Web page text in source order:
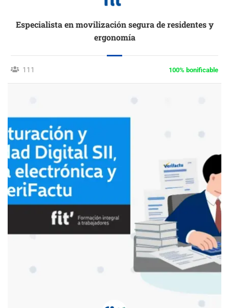
Especialista en movilización segura de residentes y
ergonomía
111 100% bonificable